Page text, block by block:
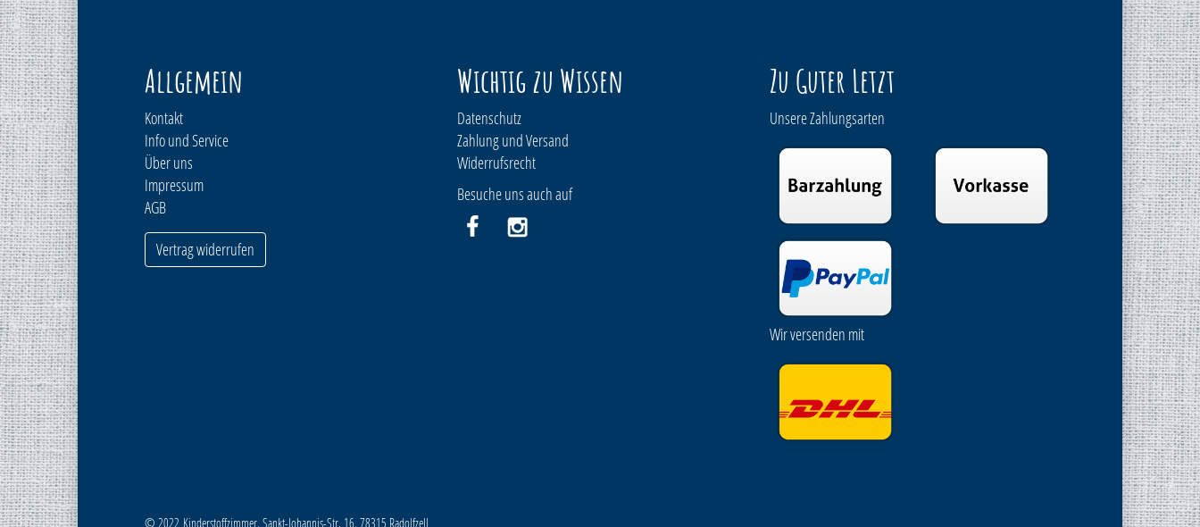
Allgemein
Kontakt
Info und Service
Über uns
Impressum
AGB
Vertrag widerrufen
Wichtig zu Wissen
Datenschutz
Zahlung und Versand
Widerrufsrecht
Besuche uns auch auf
Zu Guter Letzt
Unsere Zahlungsarten
Wir versenden mit
© 2022 Kinderstoffzimmer, Sankt-Johannis-Str. 16, 78315 Radolfzell